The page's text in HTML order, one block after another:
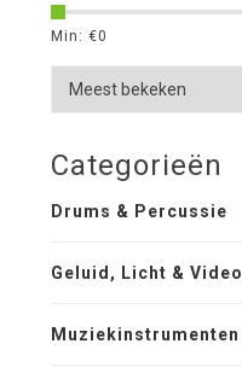
Min: €0
Categorieën
Drums & Percussie
Geluid, Licht & Video
Muziekinstrumenten